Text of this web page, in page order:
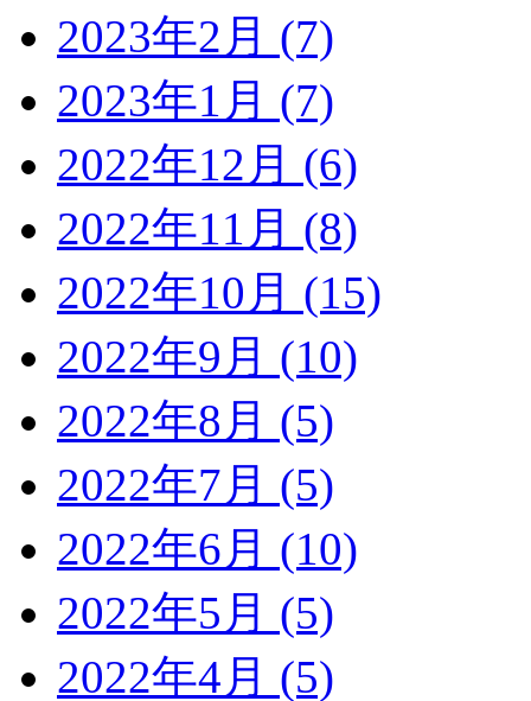
2023年2月 (7)
2023年1月 (7)
2022年12月 (6)
2022年11月 (8)
2022年10月 (15)
2022年9月 (10)
2022年8月 (5)
2022年7月 (5)
2022年6月 (10)
2022年5月 (5)
2022年4月 (5)